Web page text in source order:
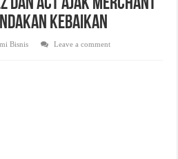
dan ACT Ajak Merchant
Kebaikan
Bisnis
Leave a comment